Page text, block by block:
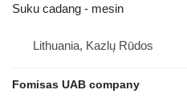
Suku cadang - mesin
Lithuania, Kazlų Rūdos
Fomisas UAB company